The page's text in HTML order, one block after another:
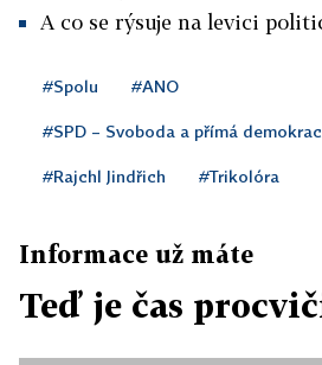
A co se rýsuje na levici
#Spolu #ANO
#SPD – Svoboda a přímá
#Rajchl Jindřich #Trikolóra
Informace už máte
Teď je čas